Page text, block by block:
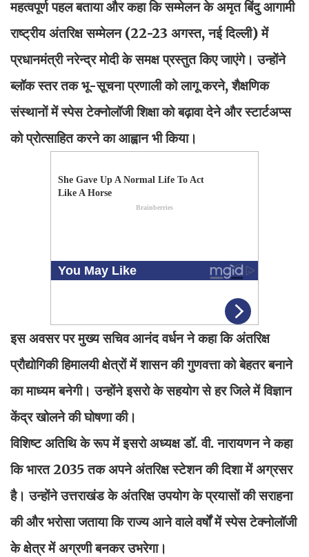
महत्वपूर्ण पहल बताया और कहा कि सम्मेलन के अमृत बिंदु आगामी
राष्ट्रीय अंतरिक्ष सम्मेलन (22-23 अगस्त, नई दिल्ली) में
प्रधानमंत्री नरेन्द्र मोदी के समक्ष प्रस्तुत किए जाएंगे। उन्होंने
ब्लॉक स्तर तक भू-सूचना प्रणाली को लागू करने, शैक्षणिक
संस्थानों में स्पेस टेक्नोलॉजी शिक्षा को बढ़ावा देने और स्टार्टअप्स
को प्रोत्साहित करने का आह्वान भी किया।
इस अवसर पर मुख्य सचिव आनंद वर्धन ने कहा कि अंतरिक्ष
प्रौद्योगिकी हिमालयी क्षेत्रों में शासन की गुणवत्ता को बेहतर बनाने
का माध्यम बनेगी। उन्होंने इसरो के सहयोग से हर जिले में विज्ञान
केंद्र खोलने की घोषणा की।
विशिष्ट अतिथि के रूप में इसरो अध्यक्ष डॉ. वी. नारायणन ने कहा
कि भारत 2035 तक अपने अंतरिक्ष स्टेशन की दिशा में अग्रसर
है। उन्होंने उत्तराखंड के अंतरिक्ष उपयोग के प्रयासों की सराहना
की और भरोसा जताया कि राज्य आने वाले वर्षों में स्पेस टेक्नोलॉजी
के क्षेत्र में अग्रणी बनकर उभरेगा।